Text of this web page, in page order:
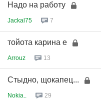
Надо на работу
Jackal75 7
тойота карина е
Arrouz 13
Стыдно, щокапец...
Nokia.. 29